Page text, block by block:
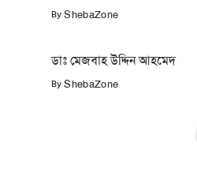
ByShebaZone
ডাঃ মেজবাহ উদ্দিন আহমেদ
ByShebaZone